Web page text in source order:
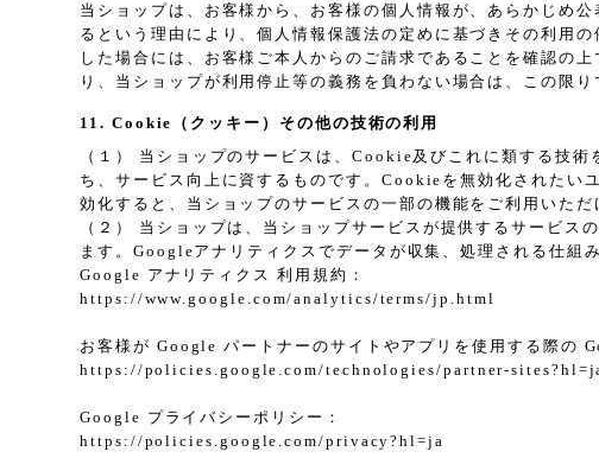
当ショップは、お客様から、お客様の個人情報が、あらかじめ
るという理由により、個人情報保護法の定めに基づきその利用
した場合には、お客様ご本人からのご請求であることを確認の
り、当ショップが利用停止等の義務を負わない場合は、この限り
11. Cookie（クッキー）その他の技術の利用
（１） 当ショップのサービスは、Cookie及びこれに類する技
ち、サービス向上に資するものです。Cookieを無効化された
効化すると、当ショップのサービスの一部の機能をご利用いただ
（２） 当ショップは、当ショップサービスが提供するサービ
ます。Googleアナリティクスでデータが収集、処理される仕組
Google アナリティクス 利用規約：
https://www.google.com/analytics/terms/jp.html
お客様が Google パートナーのサイトやアプリを使用する際の
https://policies.google.com/technologies/partner-
Google プライバシーポリシー：
https://policies.google.com/privacy?hl=ja